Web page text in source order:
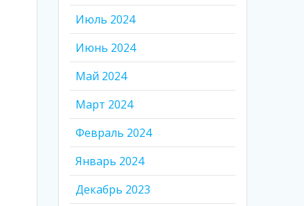
Июль 2024
Июнь 2024
Май 2024
Март 2024
Февраль 2024
Январь 2024
Декабрь 2023